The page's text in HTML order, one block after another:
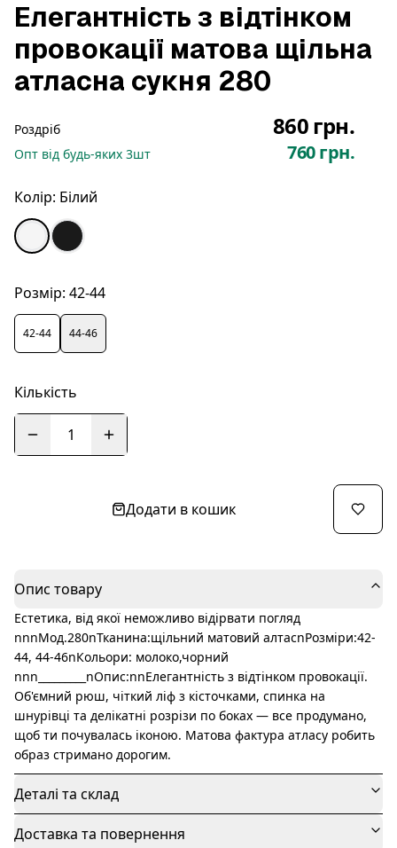
Елегантність з відтінком
провокації матова щільна
атласна сукня 280
Роздріб 860 грн.
Опт від будь-яких 3шт 760 грн.
Колір: Білий
Розмір: 42-44
42-44 44-46
Кількість
1
Додати в кошик
Опис товару
Естетика, від якої неможливо відірвати погляд
nnnМод.280nТканина:щільний матовий алтасnРозміри:42-
44, 44-46nКольори: молоко,чорний
nnn_________nОпис:nnЕлегантність з відтінком провокації.
Об'ємний рюш, чіткий ліф з кісточками, спинка на
шнурівці та делікатні розрізи по боках — все продумано,
щоб ти почувалась іконою. Матова фактура атласу робить
образ стримано дорогим.
Деталі та склад
Доставка та повернення